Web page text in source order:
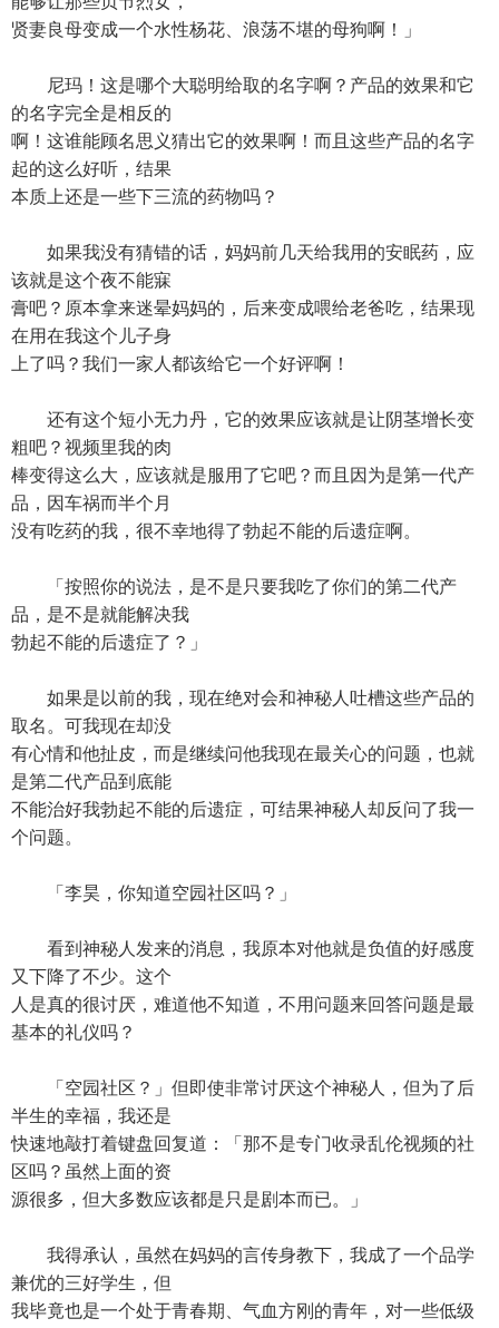
贤妻良母变成一个水性杨花、浪荡不堪的母狗啊！」
尼玛！这是哪个大聪明给取的名字啊？产品的效果和它
的名字完全是相反的
啊！这谁能顾名思义猜出它的效果啊！而且这些产品的名字
起的这么好听，结果
本质上还是一些下三流的药物吗？
如果我没有猜错的话，妈妈前几天给我用的安眠药，应
该就是这个夜不能寐
膏吧？原本拿来迷晕妈妈的，后来变成喂给老爸吃，结果现
在用在我这个儿子身
上了吗？我们一家人都该给它一个好评啊！
还有这个短小无力丹，它的效果应该就是让阴茎增长变
粗吧？视频里我的肉
棒变得这么大，应该就是服用了它吧？而且因为是第一代产
品，因车祸而半个月
没有吃药的我，很不幸地得了勃起不能的后遗症啊。
「按照你的说法，是不是只要我吃了你们的第二代产
品，是不是就能解决我
勃起不能的后遗症了？」
如果是以前的我，现在绝对会和神秘人吐槽这些产品的
取名。可我现在却没
有心情和他扯皮，而是继续问他我现在最关心的问题，也就
是第二代产品到底能
不能治好我勃起不能的后遗症，可结果神秘人却反问了我一
个问题。
「李昊，你知道空园社区吗？」
看到神秘人发来的消息，我原本对他就是负值的好感度
又下降了不少。这个
人是真的很讨厌，难道他不知道，不用问题来回答问题是最
基本的礼仪吗？
「空园社区？」但即使非常讨厌这个神秘人，但为了后
半生的幸福，我还是
快速地敲打着键盘回复道：「那不是专门收录乱伦视频的社
区吗？虽然上面的资
源很多，但大多数应该都是只是剧本而已。」
我得承认，虽然在妈妈的言传身教下，我成了一个品学
兼优的三好学生，但
我毕竟也是一个处于青春期、气血方刚的青年，对一些低级